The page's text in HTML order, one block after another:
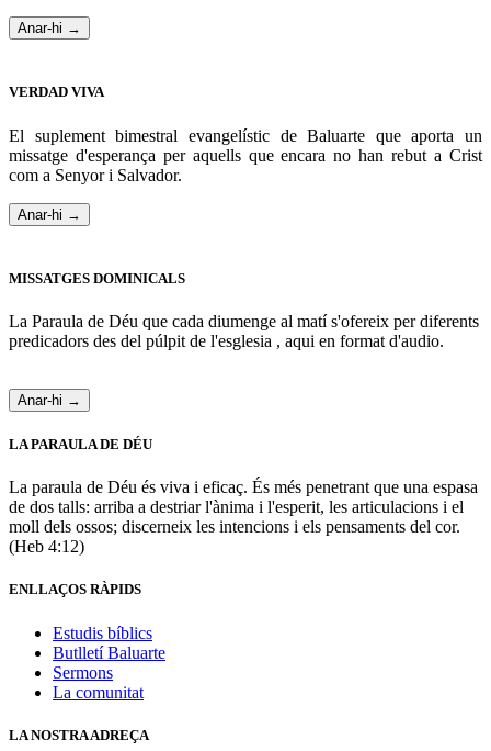
Anar-hi →
VERDAD VIVA
El suplement bimestral evangelístic de Baluarte que aporta un
missatge d'esperança per aquells que encara no han rebut a Crist
com a Senyor i Salvador.
Anar-hi →
MISSATGES DOMINICALS
La Paraula de Déu que cada diumenge al matí s'ofereix per diferents
predicadors des del púlpit de l'esglesia , aqui en format d'audio.
Anar-hi →
LA PARAULA DE DÉU
La paraula de Déu és viva i eficaç. És més penetrant que una espasa
de dos talls: arriba a destriar l'ànima i l'esperit, les articulacions i el
moll dels ossos; discerneix les intencions i els pensaments del cor.
(Heb 4:12)
ENLLAÇOS RÀPIDS
Estudis bíblics
Butlletí Baluarte
Sermons
La comunitat
LA NOSTRA ADREÇA